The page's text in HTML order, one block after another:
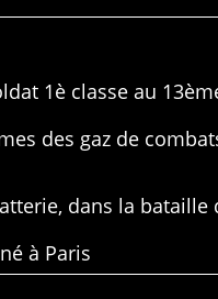
1è classe au
des gaz de
dans la bataille
à Paris